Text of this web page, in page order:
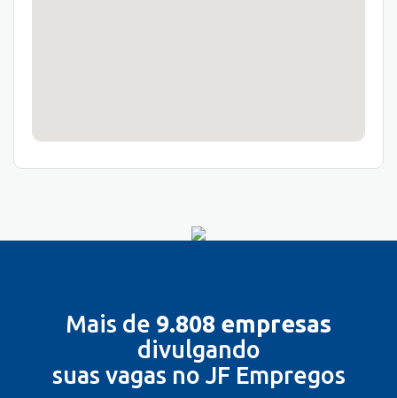
Mais de 9.808 empresas
divulgando
suas vagas no JF Empregos